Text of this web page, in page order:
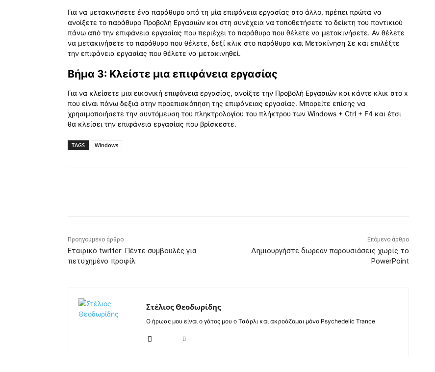
Για να μετακινήσετε ένα παράθυρο από τη μία επιφάνεια εργασίας στο άλλο, πρέπει πρώτα να
ανοίξετε το παράθυρο Προβολή Εργασιών και στη συνέχεια να τοποθετήσετε το δείκτη του ποντικιού
πάνω από την επιφάνεια εργασίας που περιέχει το παράθυρο που θέλετε να μετακινήσετε. Αν θέλετε
να μετακινήσετε το παράθυρο που θέλετε, δεξί κλικ στο παράθυρο και Μετακίνηση Σε και επιλέξτε
την επιφάνεια εργασίας που θέλετε να μετακινηθεί.
Βήμα 3: Κλείστε μια επιφάνεια εργασίας
Για να κλείσετε μια εικονική επιφάνεια εργασίας, ανοίξτε την Προβολή Εργασιών και κάντε κλικ στο x
που είναι πάνω δεξιά στην προεπισκόπηση της επιφάνειας εργασίας. Μπορείτε επίσης να
χρησιμοποιήσετε την συντόμευση του πληκτρολογίου του πλήκτρου των Windows + Ctrl + F4 και έτσι
θα κλείσει την επιφάνεια εργασίας που βρίσκεστε.
TAGS Windows
Προηγούμενο άρθρο
Εταιρικό twitter: Πέντε συμβουλές για
πετυχημένο προφίλ
Επόμενο άρθρο
Δημιουργήστε δωρεάν παρουσιάσεις χωρίς το
PowerPoint
Στέλιος Θεοδωρίδης
Ο ήρωας μου είναι ο γάτος μου ο Τσάρλι και ακροάζομαι μόνο Psychedelic Trance